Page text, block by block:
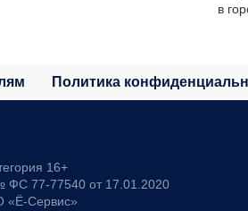
в
Политика
16+
ФС 77-77540 от 17.01.2020
«Ё-Сервис»